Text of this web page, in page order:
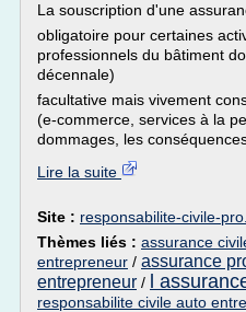
La souscription d'une
obligatoire pour certaines
professionnels du bâtiment
décennale)
facultative mais vivement
(e-commerce, services à la
dommages, les
Lire la suite
Site : responsabilite-civile-
Thèmes liés : assurance
entrepreneur / assurance
entrepreneur / l
responsabilite civile auto